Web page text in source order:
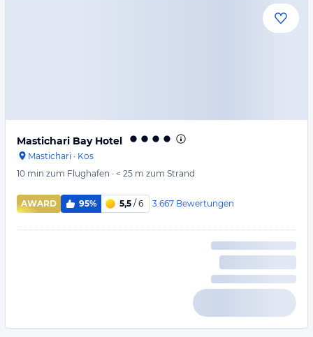
Mastichari Bay Hotel
Mastichari · Kos
10 min zum Flughafen · < 25 m zum Strand
AWARD 95% 5,5 / 6 3.667 Bewertungen